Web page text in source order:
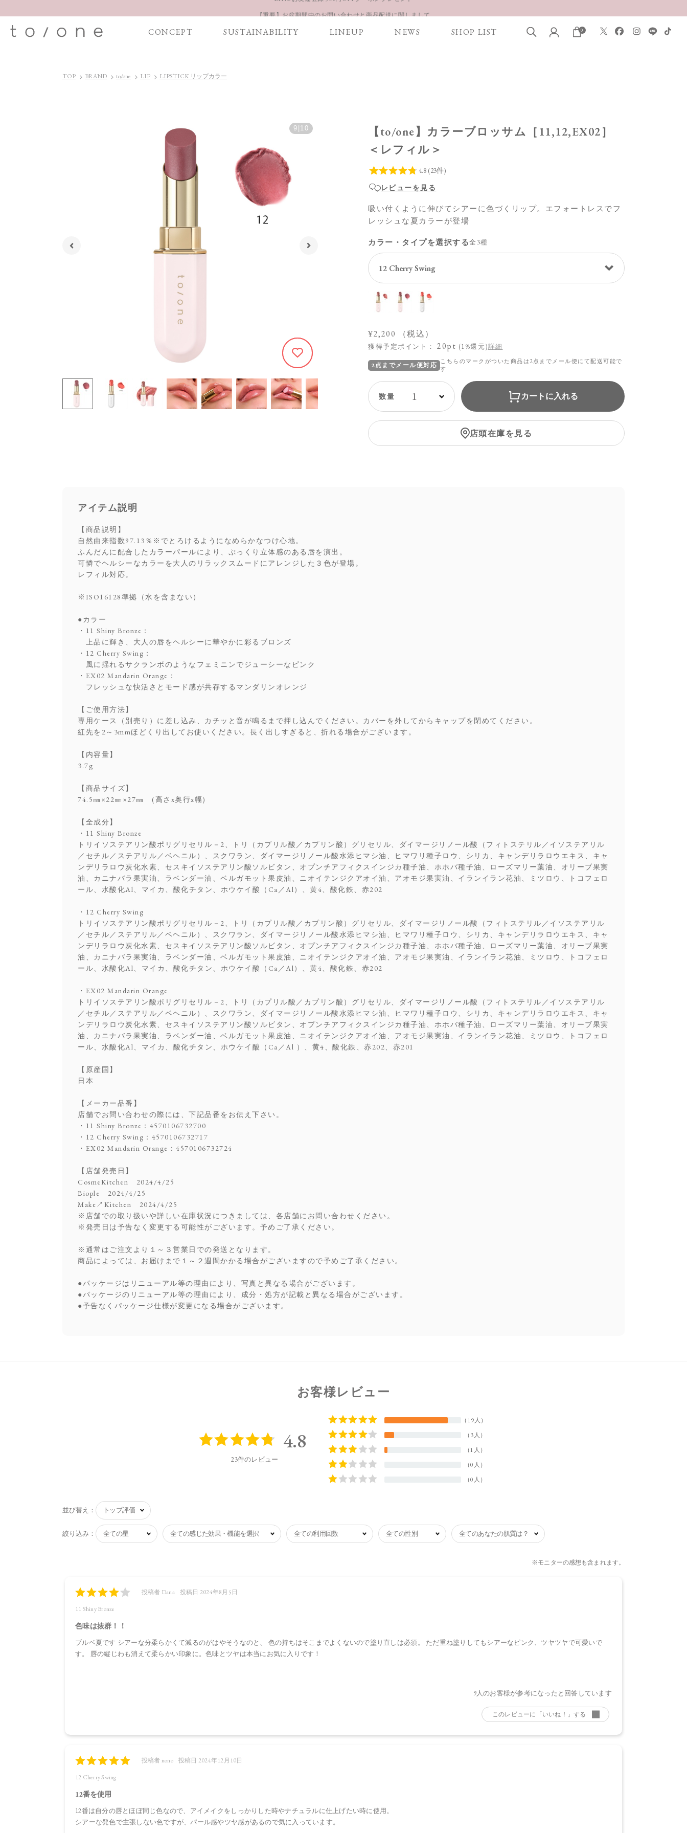
CONCEPT SUSTAINABILITY LINEUP NEWS SHOP LIST 0
TOP BRAND to/one LIP LIPSTICK リップカラー
9 10
461
【to/one】カラーブロッサム［11,12,EX02］
＜レフィル＞
レビューを見る
吸い付くように伸びてシアーに色づくリップ。エフォートレスでフ
レッシュな夏カラーが登場
カラー・タイプを選択する全3種
¥2,200 （税込）
獲得予定ポイント： 20pt (1%還元)詳細
2点までメール便対応 こちらのマークがついた商品は2点までメール便にて配送可能で
す
1 カートに入れる
店頭在庫を見る
アイテム説明
【商品説明】
自然由来指数97.13％※でとろけるようになめらかなつけ心地。
ふんだんに配合したカラーパールにより、ぷっくり立体感のある唇を演出。
可憐でヘルシーなカラーを大人のリラックスムードにアレンジした３色が登場。
レフィル対応。
※ISO16128準拠（水を含まない）
●カラー
・11 Shiny Bronze：
上品に輝き、大人の唇をヘルシーに華やかに彩るブロンズ
・12 Cherry Swing：
風に揺れるサクランボのようなフェミニンでジューシーなピンク
・EX02 Mandarin Orange：
フレッシュな快活さとモード感が共存するマンダリンオレンジ
【ご使用方法】
専用ケース（別売り）に差し込み、カチッと音が鳴るまで押し込んでください。カバーを外してからキャップを閉めてください。
紅先を2～3mmほどくり出してお使いください。長く出しすぎると、折れる場合がございます。
【内容量】
3.7g
【商品サイズ】
74.5㎜×22㎜×27㎜ (高さx奥行x幅)
【全成分】
・11 Shiny Bronze
トリイソステアリン酸ポリグリセリル－2、トリ（カプリル酸／カプリン酸）グリセリル、ダイマージリノール酸（フィトステリル／イソステアリル
／セチル／ステアリル／ベヘニル）、スクワラン、ダイマージリノール酸水添ヒマシ油、ヒマワリ種子ロウ、シリカ、キャンデリラロウエキス、キャ
ンデリラロウ炭化水素、セスキイソステアリン酸ソルビタン、オプンチアフィクスインジカ種子油、ホホバ種子油、ローズマリー葉油、オリーブ果実
油、カニナバラ果実油、ラベンダー油、ベルガモット果皮油、ニオイテンジクアオイ油、アオモジ果実油、イランイラン花油、ミツロウ、トコフェロ
ール、水酸化Al、マイカ、酸化チタン、ホウケイ酸（Ca／Al）、黄4、酸化鉄、赤202
・12 Cherry Swing
トリイソステアリン酸ポリグリセリル－2、トリ（カプリル酸／カプリン酸）グリセリル、ダイマージリノール酸（フィトステリル／イソステアリル
／セチル／ステアリル／ベヘニル）、スクワラン、ダイマージリノール酸水添ヒマシ油、ヒマワリ種子ロウ、シリカ、キャンデリラロウエキス、キャ
ンデリラロウ炭化水素、セスキイソステアリン酸ソルビタン、オプンチアフィクスインジカ種子油、ホホバ種子油、ローズマリー葉油、オリーブ果実
油、カニナバラ果実油、ラベンダー油、ベルガモット果皮油、ニオイテンジクアオイ油、アオモジ果実油、イランイラン花油、ミツロウ、トコフェロ
ール、水酸化Al、マイカ、酸化チタン、ホウケイ酸（Ca／Al）、黄4、酸化鉄、赤202
・EX02 Mandarin Orange
トリイソステアリン酸ポリグリセリル－2、トリ（カプリル酸／カプリン酸）グリセリル、ダイマージリノール酸（フィトステリル／イソステアリル
／セチル／ステアリル／ベヘニル）、スクワラン、ダイマージリノール酸水添ヒマシ油、ヒマワリ種子ロウ、シリカ、キャンデリラロウエキス、キャ
ンデリラロウ炭化水素、セスキイソステアリン酸ソルビタン、オプンチアフィクスインジカ種子油、ホホバ種子油、ローズマリー葉油、オリーブ果実
油、カニナバラ果実油、ラベンダー油、ベルガモット果皮油、ニオイテンジクアオイ油、アオモジ果実油、イランイラン花油、ミツロウ、トコフェロ
ール、水酸化Al、マイカ、酸化チタン、ホウケイ酸（Ca／Al ）、黄4、酸化鉄、赤202、赤201
【原産国】
日本
【メーカー品番】
店舗でお問い合わせの際には、下記品番をお伝え下さい。
・11 Shiny Bronze：4570106732700
・12 Cherry Swing：4570106732717
・EX02 Mandarin Orange：4570106732724
【店舗発売日】
CosmeKitchen 2024/4/25
Biople 2024/4/25
Make↗Kitchen 2024/4/25
※店舗での取り扱いや詳しい在庫状況につきましては、各店舗にお問い合わせください。
※発売日は予告なく変更する可能性がございます。予めご了承ください。
※通常はご注文より１～３営業日での発送となります。
商品によっては、お届けまで１～２週間かかる場合がございますので予めご了承ください。
●パッケージはリニューアル等の理由により、写真と異なる場合がございます。
●パッケージのリニューアル等の理由により、成分・処方が記載と異なる場合がございます。
●予告なくパッケージ仕様が変更になる場合がございます。
お客様レビュー